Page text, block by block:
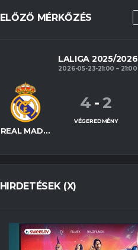
ELŐZŐ MÉRKŐZÉS
LALIGA 2025/2026
2026-05-23-21:00 21:00
REAL MADRID
4 -2
VÉGEREDMÉNY
HIRDETÉSEK (X)